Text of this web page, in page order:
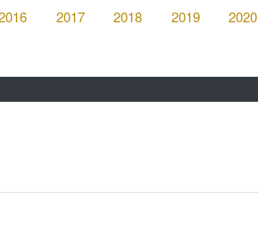
2017 2018 2019 2020